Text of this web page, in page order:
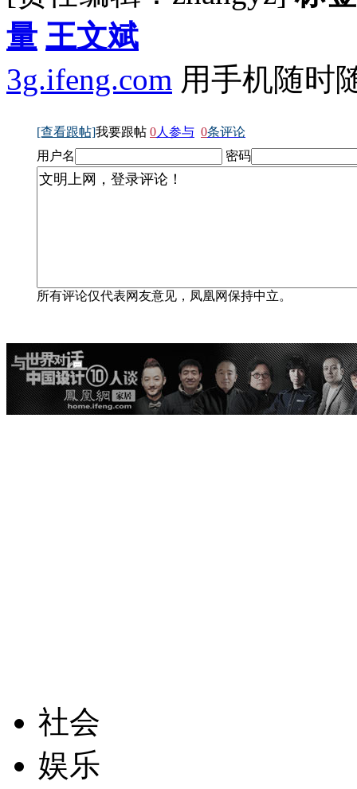
量 王文斌
3g.ifeng.com 用手机随时
[查看跟帖]我要跟帖 0人参与 0条评论
用户名
密码
所有评论仅代表网友意见，凤凰网保持中立。
社会
娱乐